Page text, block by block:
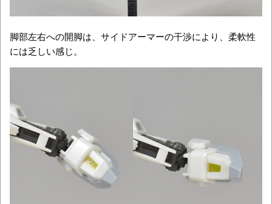
脚部左右への開脚は、サイドアーマーの干渉により、柔軟性
には乏しい感じ。